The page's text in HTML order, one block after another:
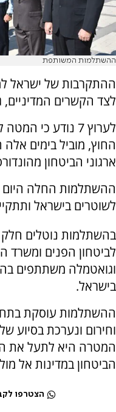
ההשתלמות המשותפת
ההתקרבות של ישראל
לצד הקשרים המדיניים,
לערוץ 7 נודע כי
החוץ, מוביל בימים
ארגוני הביטחון
ההשתלמות החלה היום
לשוטרים בישראל
בהשתלמות נוטלים
לביטחון הפנים ומשרד
וגואטמלה משתתפים
בישראל.
ההשתלמות עוסקת
וחירום ונערכת בסיוע
המטרה היא לתעל את
הביטחון במדינות אל
הצטרפו